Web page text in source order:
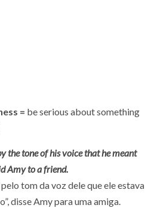
= be serious about something
the tone of his voice that he meant
Amy to a friend.
tom da voz dele que ele estava
disse Amy para uma amiga.